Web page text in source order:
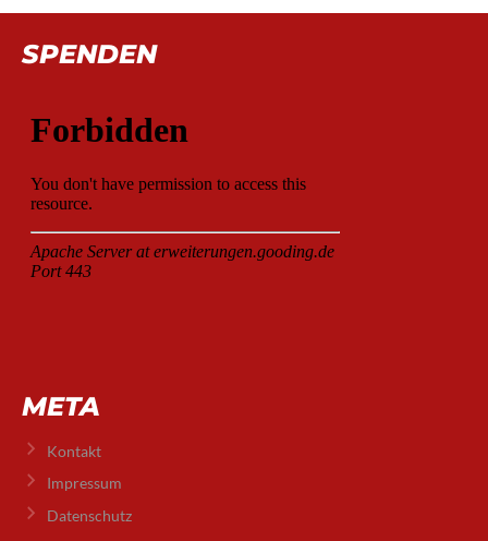
SPENDEN
META
Kontakt
Impressum
Datenschutz